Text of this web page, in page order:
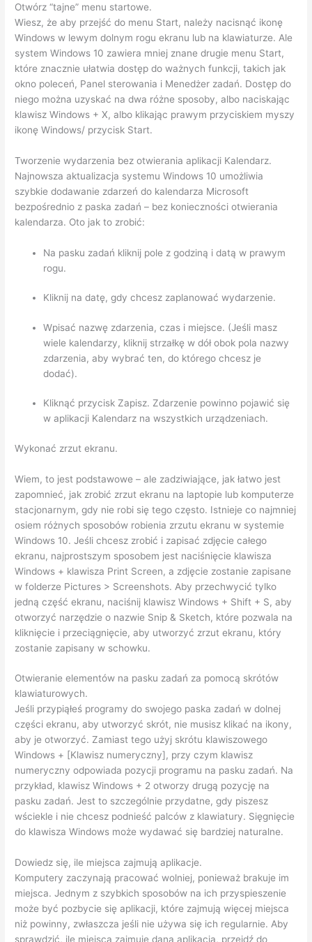
Otwórz “tajne” menu startowe.
Wiesz, że aby przejść do menu Start, należy nacisnąć ikonę
Windows w lewym dolnym rogu ekranu lub na klawiaturze. Ale
system Windows 10 zawiera mniej znane drugie menu Start,
które znacznie ułatwia dostęp do ważnych funkcji, takich jak
okno poleceń, Panel sterowania i Menedżer zadań. Dostęp do
niego można uzyskać na dwa różne sposoby, albo naciskając
klawisz Windows + X, albo klikając prawym przyciskiem myszy
ikonę Windows/ przycisk Start.
Tworzenie wydarzenia bez otwierania aplikacji Kalendarz.
Najnowsza aktualizacja systemu Windows 10 umożliwia
szybkie dodawanie zdarzeń do kalendarza Microsoft
bezpośrednio z paska zadań – bez konieczności otwierania
kalendarza. Oto jak to zrobić:
Na pasku zadań kliknij pole z godziną i datą w prawym
rogu.
Kliknij na datę, gdy chcesz zaplanować wydarzenie.
Wpisać nazwę zdarzenia, czas i miejsce. (Jeśli masz
wiele kalendarzy, kliknij strzałkę w dół obok pola nazwy
zdarzenia, aby wybrać ten, do którego chcesz je
dodać).
Kliknąć przycisk Zapisz. Zdarzenie powinno pojawić się
w aplikacji Kalendarz na wszystkich urządzeniach.
Wykonać zrzut ekranu.
Wiem, to jest podstawowe – ale zadziwiające, jak łatwo jest
zapomnieć, jak zrobić zrzut ekranu na laptopie lub komputerze
stacjonarnym, gdy nie robi się tego często. Istnieje co najmniej
osiem różnych sposobów robienia zrzutu ekranu w systemie
Windows 10. Jeśli chcesz zrobić i zapisać zdjęcie całego
ekranu, najprostszym sposobem jest naciśnięcie klawisza
Windows + klawisza Print Screen, a zdjęcie zostanie zapisane
w folderze Pictures > Screenshots. Aby przechwycić tylko
jedną część ekranu, naciśnij klawisz Windows + Shift + S, aby
otworzyć narzędzie o nazwie Snip & Sketch, które pozwala na
kliknięcie i przeciągnięcie, aby utworzyć zrzut ekranu, który
zostanie zapisany w schowku.
Otwieranie elementów na pasku zadań za pomocą skrótów
klawiaturowych.
Jeśli przypiąłeś programy do swojego paska zadań w dolnej
części ekranu, aby utworzyć skrót, nie musisz klikać na ikony,
aby je otworzyć. Zamiast tego użyj skrótu klawiszowego
Windows + [Klawisz numeryczny], przy czym klawisz
numeryczny odpowiada pozycji programu na pasku zadań. Na
przykład, klawisz Windows + 2 otworzy drugą pozycję na
pasku zadań. Jest to szczególnie przydatne, gdy piszesz
wściekle i nie chcesz podnieść palców z klawiatury. Sięgnięcie
do klawisza Windows może wydawać się bardziej naturalne.
Dowiedz się, ile miejsca zajmują aplikacje.
Komputery zaczynają pracować wolniej, ponieważ brakuje im
miejsca. Jednym z szybkich sposobów na ich przyspieszenie
może być pozbycie się aplikacji, które zajmują więcej miejsca
niż powinny, zwłaszcza jeśli nie używa się ich regularnie. Aby
sprawdzić, ile miejsca zajmuje dana aplikacja, przejdź do